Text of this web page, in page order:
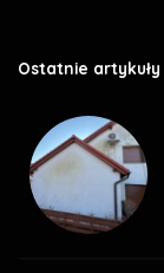
Ostatnie artykuły